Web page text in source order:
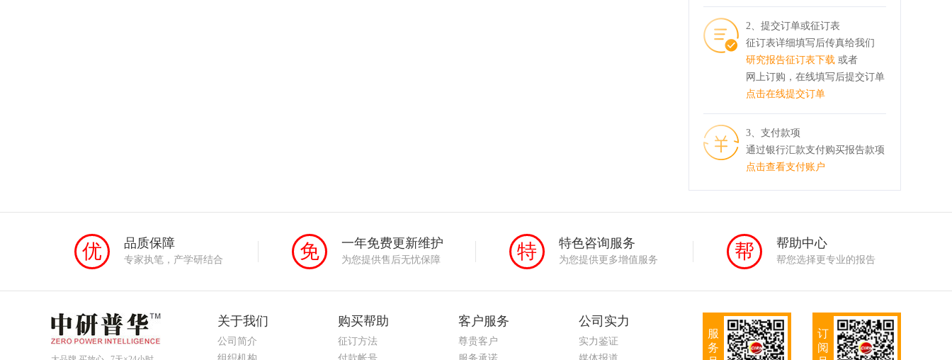
2、提交订单或征订表
征订表详细填写后传真给我们
研究报告征订表下载 或者
网上订购，在线填写后提交订单
点击在线提交订单
3、支付款项
通过银行汇款支付购买报告款项
点击查看支付账户
优 品质保障
专家执笔，产学研结合 免 一年免费更新维护
为您提供售后无忧保障 特 特色咨询服务
为您提供更多增值服务 帮 帮助中心
帮您选择更专业的报告
关于我们
公司简介
购买帮助
征订方法
客户服务
尊贵客户
公司实力
实力鉴证
服
务
订
阅